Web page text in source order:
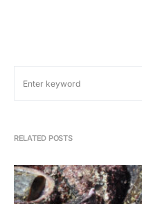
RELATED POSTS